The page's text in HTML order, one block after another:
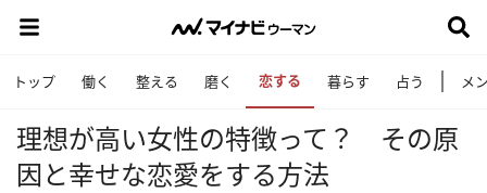
トップ 働く 整える 磨く 恋する 暮らす 占う メ
理想が高い女性の特徴って？ その原
因と幸せな恋愛をする方法